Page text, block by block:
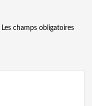
Les champs obligatoires